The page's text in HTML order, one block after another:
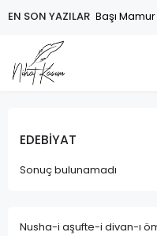
ŞİİR Dört Başı Mamur
EN SON YAZILAR
EDEBİYAT
Sonuç bulunamadı
Nusha-i aşufte-i divan-ı